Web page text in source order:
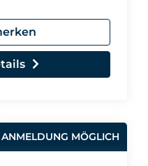
ANMELDUNG MÖGLICH